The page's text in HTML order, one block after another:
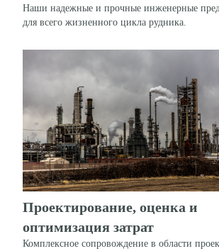
Наши надежные и прочные инженерные
для всего жизненного цикла рудника.
Проектирование, оценка и
оптимизация затрат
Комплексное сопровождение в области